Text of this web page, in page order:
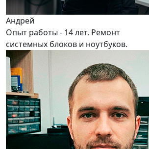
Андрей
Опыт работы - 14 лет. Ремонт
системных блоков и ноутбуков.